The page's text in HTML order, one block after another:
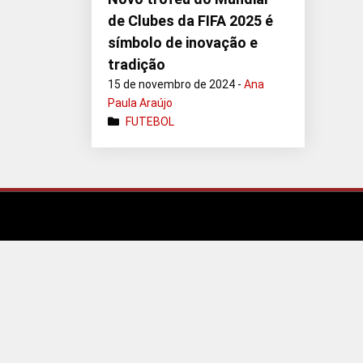
de Clubes da FIFA 2025 é
símbolo de inovação e
tradição
15 de novembro de 2024 -Ana
Paula Araújo
FUTEBOL